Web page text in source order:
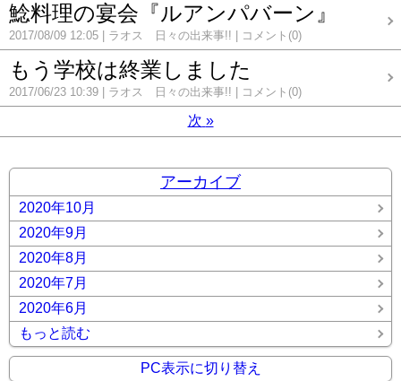
鯰料理の宴会『ルアンパバーン』
2017/08/09 12:05 ラオス 日々の出来事!! コメント(0)
もう学校は終業しました
2017/06/23 10:39 ラオス 日々の出来事!! コメント(0)
次 »
アーカイブ
2020年10月
2020年9月
2020年8月
2020年7月
2020年6月
もっと読む
PC表示に切り替え